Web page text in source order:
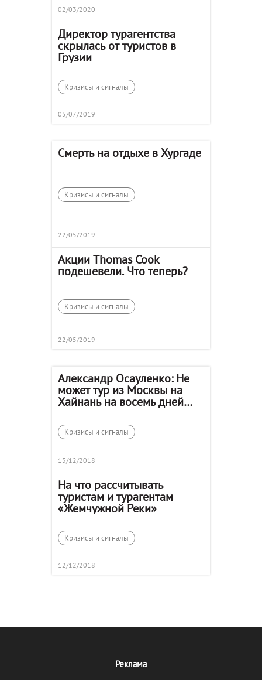
02/03/2020
Директор турагентства
скрылась от туристов в
Грузии
Кризисы и сигналы
05/07/2019
Смерть на отдыхе в Хургаде
Кризисы и сигналы
22/05/2019
Акции Thomas Cook
подешевели. Что теперь?
Кризисы и сигналы
22/05/2019
Александр Осауленко: Не
может тур из Москвы на
Хайнань на восемь дней
Кризисы и сигналы
13/12/2018
На что рассчитывать
туристам и турагентам
«Жемчужной Реки»
Кризисы и сигналы
12/12/2018
Реклама